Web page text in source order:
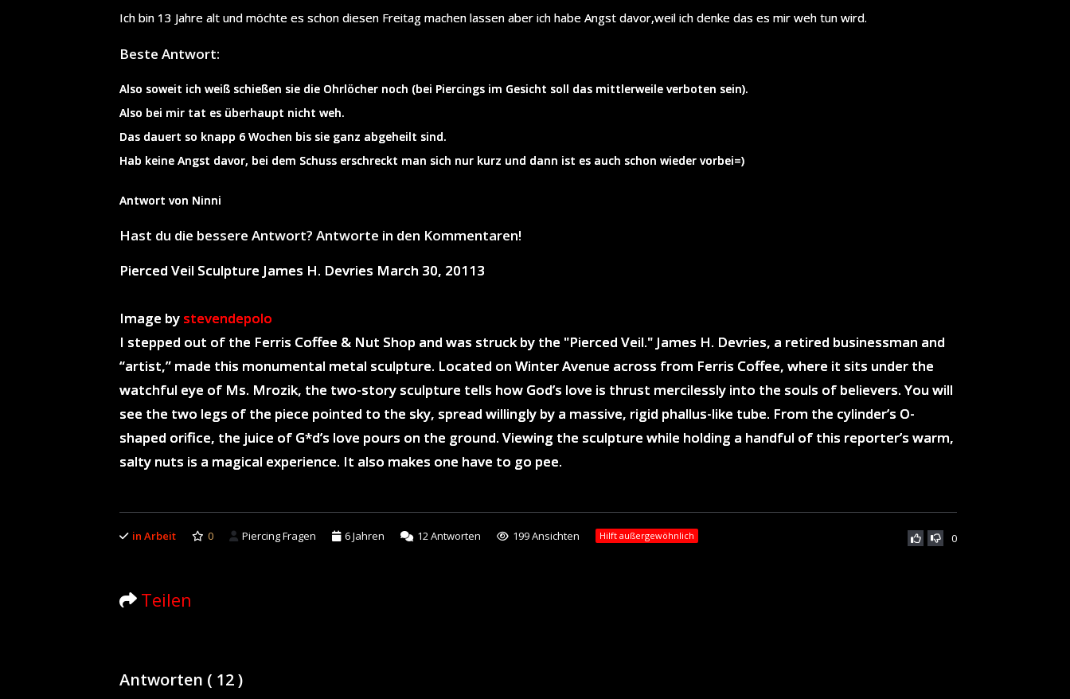
Ich bin 13 Jahre alt und möchte es schon diesen Freitag machen lassen aber ich habe Angst davor,weil ich denke das es mir weh tun wird.
Beste Antwort:
Also soweit ich weiß schießen sie die Ohrlöcher noch (bei Piercings im Gesicht soll das mittlerweile verboten sein).
Also bei mir tat es überhaupt nicht weh.
Das dauert so knapp 6 Wochen bis sie ganz abgeheilt sind.
Hab keine Angst davor, bei dem Schuss erschreckt man sich nur kurz und dann ist es auch schon wieder vorbei=)
Antwort von Ninni
Hast du die bessere Antwort? Antworte in den Kommentaren!
Pierced Veil Sculpture James H. Devries March 30, 20113
Image by stevendepolo
I stepped out of the Ferris Coffee & Nut Shop and was struck by the "Pierced Veil." James H. Devries, a retired businessman and
“artist,” made this monumental metal sculpture. Located on Winter Avenue across from Ferris Coffee, where it sits under the
watchful eye of Ms. Mrozik, the two-story sculpture tells how God’s love is thrust mercilessly into the souls of believers. You will
see the two legs of the piece pointed to the sky, spread willingly by a massive, rigid phallus-like tube. From the cylinder’s O-
shaped orifice, the juice of G*d’s love pours on the ground. Viewing the sculpture while holding a handful of this reporter’s warm,
salty nuts is a magical experience. It also makes one have to go pee.
in Arbeit 0 Piercing Fragen 6 Jahren 12Antworten 199 Ansichten Hilft außergewöhnlich 0
Teilen
Antworten ( 12)